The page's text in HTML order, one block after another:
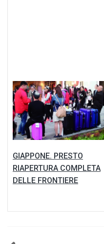
GIAPPONE. PRESTO
RIAPERTURA COMPLETA
DELLE FRONTIERE